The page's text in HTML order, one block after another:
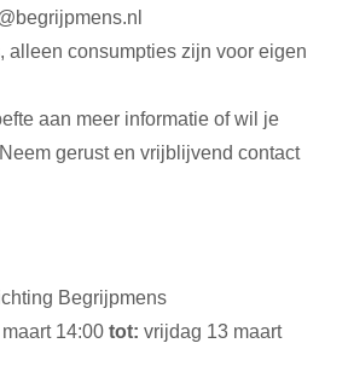
alleen consumpties zijn voor eigen
aan meer informatie of wil je
gerust en vrijblijvend contact
Begrijpmens
14:00 tot: vrijdag 13 maart